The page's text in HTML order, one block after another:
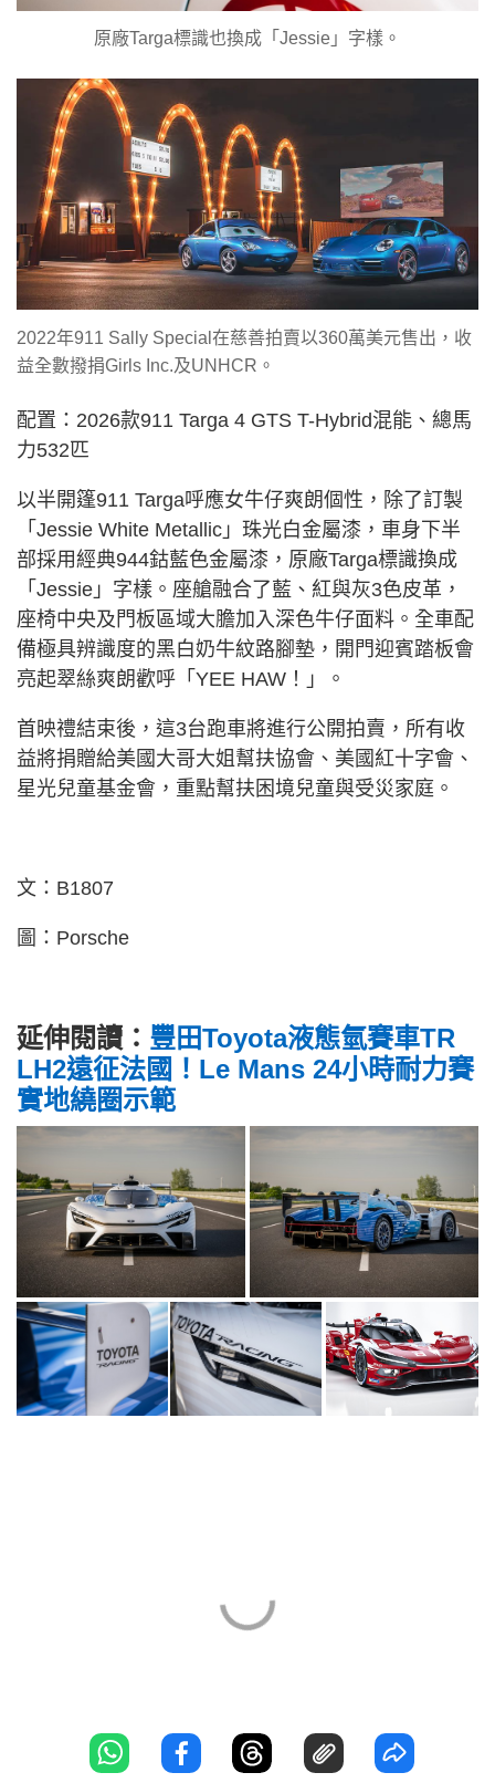
原廠Targa標識也換成「Jessie」字樣。
2022年911 Sally Special在慈善拍賣以360萬美元售出，收
益全數撥捐Girls Inc.及UNHCR。
配置：2026款911 Targa 4 GTS T-Hybrid混能、總馬
力532匹
以半開篷911 Targa呼應女牛仔爽朗個性，除了訂製
「Jessie White Metallic」珠光白金屬漆，車身下半
部採用經典944鈷藍色金屬漆，原廠Targa標識換成
「Jessie」字樣。座艙融合了藍、紅與灰3色皮革，
座椅中央及門板區域大膽加入深色牛仔面料。全車配
備極具辨識度的黑白奶牛紋路腳墊，開門迎賓踏板會
亮起翠絲爽朗歡呼「YEE HAW！」。
首映禮結束後，這3台跑車將進行公開拍賣，所有收
益將捐贈給美國大哥大姐幫扶協會、美國紅十字會、
星光兒童基金會，重點幫扶困境兒童與受災家庭。
文：B1807
圖：Porsche
延伸閱讀： 豐田Toyota液態氫賽車TR
LH2遠征法國！Le Mans 24小時耐力賽
實地繞圈示範